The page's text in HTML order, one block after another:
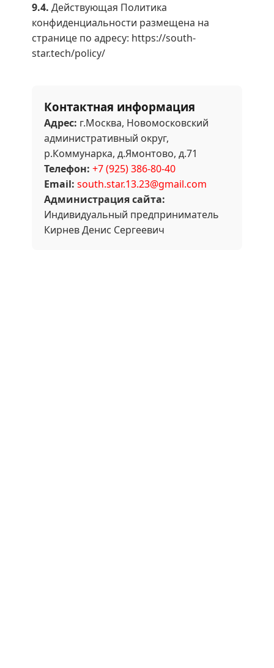
9.4. Действующая Политика
конфиденциальности размещена на
странице по адресу: https://south-
star.tech/policy/
Контактная информация
Адрес: г.Москва, Новомосковский
административный округ,
р.Коммунарка, д.Ямонтово, д.71
Телефон: +7 (925) 386-80-40
Email: south.star.13.23@gmail.com
Администрация сайта:
Индивидуальный предприниматель
Кирнев Денис Сергеевич